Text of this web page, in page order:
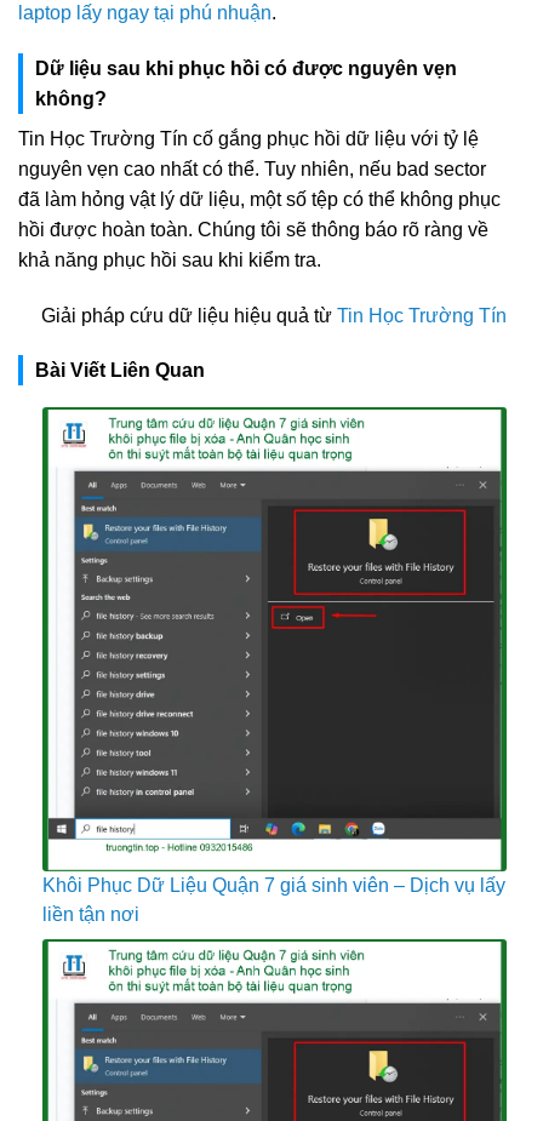
laptop lấy ngay tại phú nhuận.
Dữ liệu sau khi phục hồi có được nguyên vẹn
không?
Tin Học Trường Tín cố gắng phục hồi dữ liệu với tỷ lệ
nguyên vẹn cao nhất có thể. Tuy nhiên, nếu bad sector
đã làm hỏng vật lý dữ liệu, một số tệp có thể không phục
hồi được hoàn toàn. Chúng tôi sẽ thông báo rõ ràng về
khả năng phục hồi sau khi kiểm tra.
Giải pháp cứu dữ liệu hiệu quả từ Tin Học Trường Tín
Bài Viết Liên Quan
Khôi Phục Dữ Liệu Quận 7 giá sinh viên – Dịch vụ lấy
liền tận nơi